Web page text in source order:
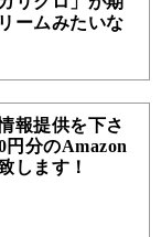
ームみたいな
報提供を下さ
円分のAmazon
します！